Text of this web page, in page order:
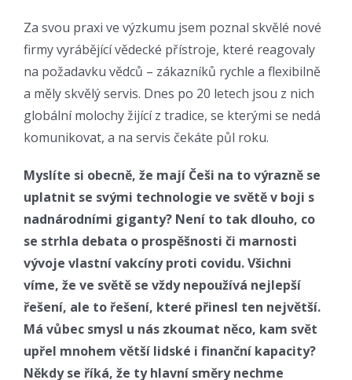
Za svou praxi ve výzkumu jsem poznal skvělé nové
firmy vyrábějící vědecké přístroje, které reagovaly
na požadavku vědců – zákazníků rychle a flexibilně
a měly skvělý servis. Dnes po 20 letech jsou z nich
globální molochy žijící z tradice, se kterými se nedá
komunikovat, a na servis čekáte půl roku.
Myslíte si obecně, že mají Češi na to výrazně se
uplatnit se svými technologie ve světě v boji s
nadnárodními giganty? Není to tak dlouho, co
se strhla debata o prospěšnosti či marnosti
vývoje vlastní vakcíny proti covidu. Všichni
víme, že ve světě se vždy nepoužívá nejlepší
řešení, ale to řešení, které přinesl ten největší.
Má vůbec smysl u nás zkoumat něco, kam svět
upřel mnohem větší lidské i finanční kapacity?
Někdy se říká, že ty hlavní směry nechme